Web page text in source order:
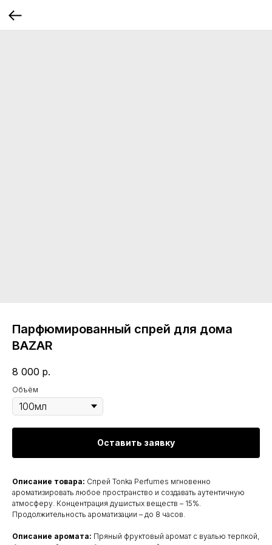
Парфюмированный спрей для дома
BAZAR
8 000 р.
Объём
Оставить заявку
Описание товара: Спрей Tonka Perfumes мгновенно
ароматизировать любое пространство и создавать аутентичную
атмосферу. Концентрация душистых веществ – 15%.
Продолжительность ароматизации – до 8 часов.
Описание аромата: Пряный фруктовый аромат с вуалью терпкой,